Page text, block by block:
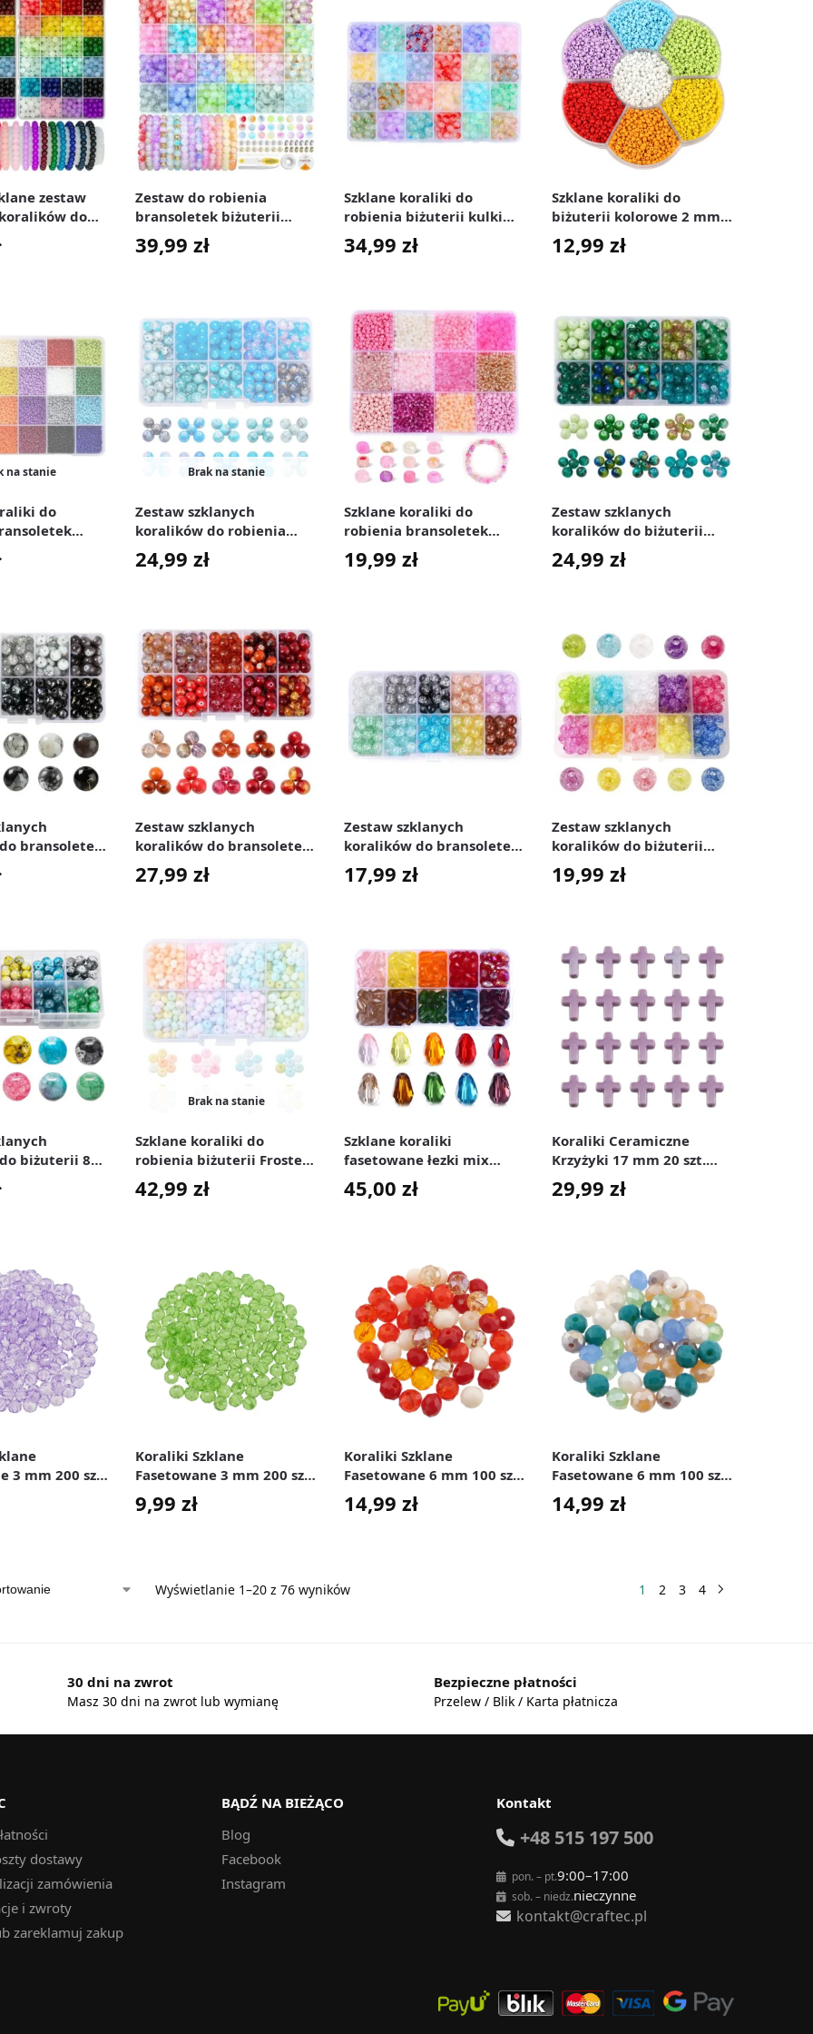
zestaw
do
Zestaw do robienia
bransoletek biżuterii
szklane koraliki 706 el.
39,99zł
Szklane koraliki do
robienia biżuterii kulki
Jelly 8 mm 480 szt.
34,99 zł
Szklane koraliki do
biżuterii kolorowe 2 mm
zestaw 5250 szt.
12,99zł
na stanie
do
Brak na stanie
Zestaw szklanych
koralików do robienia
biżuterii 8 mm 200 szt.
24,99zł
Szklane koraliki do
robienia bransoletek
różowe 3 mm 7380 szt.
19,99 zł
Zestaw szklanych
koralików do biżuterii
Crackle 8 mm 200 szt.
24,99zł
bransoletek
Zestaw szklanych
koralików do bransoletek
naszyjników 8 mm 200
szt.
27,99zł
Zestaw szklanych
koralików do bransoletek
Frozen 8 mm 200 szt.
17,99 zł
Zestaw szklanych
koralików do biżuterii
Crackle 8 mm 250 szt.
kolorowe
19,99zł
biżuterii 8
Brak na stanie
Szklane koraliki do
robienia biżuterii Frosted
6 mm 840 szt.
42,99zł
Szklane koraliki
fasetowane łezki mix
kolorów 200 szt.
45,00 zł
Koraliki Ceramiczne
Krzyżyki 17 mm 20 szt.
Fioletowe
29,99zł
3 mm 200 szt.
Koraliki Szklane
Fasetowane 3 mm 200 szt.
Zielone
9,99zł
Koraliki Szklane
Fasetowane 6 mm 100 szt.
Mix Kolorów Ognia
14,99 zł
Koraliki Szklane
Fasetowane 6 mm 100 szt.
Morski Mix
14,99zł
Wyświetlanie 1–20 z 76 wyników 1 2 3 4
30 dni na zwrot
Masz 30 dni na zwrot lub wymianę
Bezpieczne płatności
Przelew / Blik / Karta płatnicza
dostawy
zamówienia
i zwroty
zareklamuj zakup
BĄDŹ NA BIEŻĄCO
Blog
Facebook
Instagram
Kontakt
+48 515 197 500
pon. – pt.9:00–17:00
sob. – niedz.nieczynne
kontakt@craftec.pl